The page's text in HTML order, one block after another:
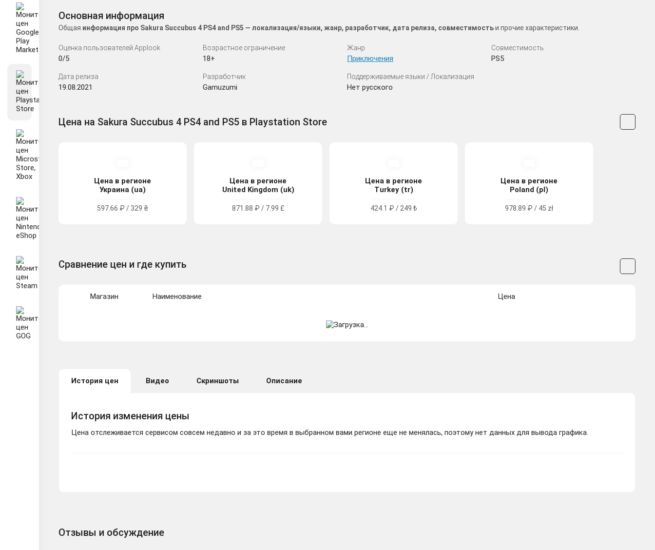
Основная информация
Общая информация про Sakura Succubus 4 PS4 and PS5 — локализация/языки, жанр, разработчик, дата релиза, совместимостьи прочие характеристики.
Оценка пользователей Applook
0/5
Возрастное ограничение
18+
Жанр
Приключения
Совместимость
PS5
Дата релиза
19.08.2021
Разработчик
Gamuzumi
Поддерживаемые языки / Локализация
Нет русского
Цена на Sakura Succubus 4 PS4 and PS5 в Playstation Store
Цена в регионе
Украина (ua)
597.66 ₽ / 329 ₴
Цена в регионе
United Kingdom (uk)
871.88 ₽ / 7.99 £
Цена в регионе
Turkey (tr)
424.1 ₽ / 249 ₺
Цена в регионе
Poland (pl)
978.89 ₽ / 45 zł
Сравнение цен и где купить
Магазин Наименование Цена
История цен Видео Скриншоты Описание
История изменения цены
Цена отслеживается сервисом совсем недавно и за это время в выбранном вами регионе еще не менялась, поэтому нет данных для вывода графика.
Отзывы и обсуждение